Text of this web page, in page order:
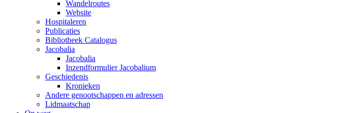
Wandelroutes
Website
Hospitaleren
Publicaties
Bibliotheek Catalogus
Jacobalia
Jacobalia
Inzendformulier Jacobalium
Geschiedenis
Kronieken
Andere genootschappen en adressen
Lidmaatschap